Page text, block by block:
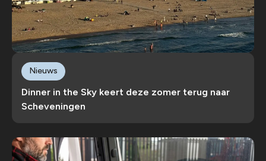
Dinner in the Sky keert deze zomer terug naar
Scheveningen
Nieuws